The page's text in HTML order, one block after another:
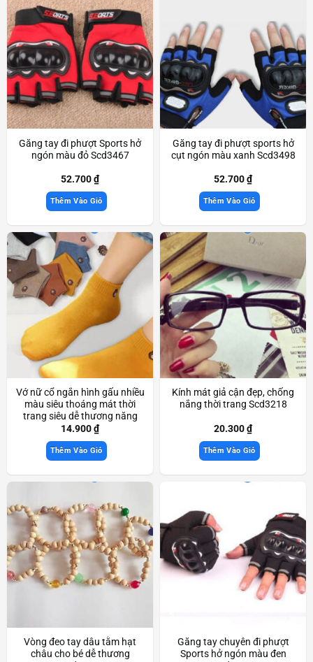
Găng tay đi phượt Sports hở
ngón màu đỏ Scd3467
52.700₫
Thêm Vào Giỏ
Găng tay đi phượt sports hở
cụt ngón màu xanh Scd3498
52.700₫
Thêm Vào Giỏ
Vớ nữ cổ ngắn hình gấu nhiều
màu siêu thoáng mát thời
trang siêu dễ thương năng
động Scd3765
14.900₫
Thêm Vào Giỏ
Kính mát giả cận đẹp, chống
nắng thời trang Scd3218
20.300₫
Thêm Vào Giỏ
Vòng đeo tay dâu tằm hạt
châu cho bé dễ thương
Găng tay chuyên đi phượt
Sports hở ngón màu đen